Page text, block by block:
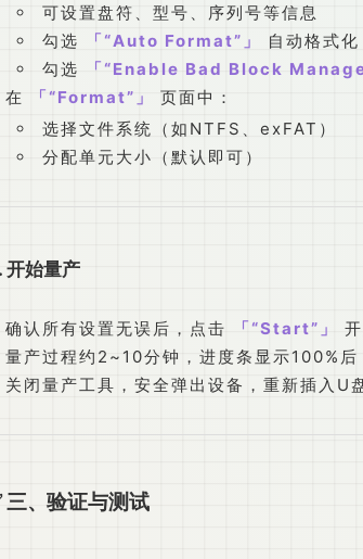
可设置盘符、型号、序列号等信息
勾选
“Auto Format”
自动格式化
勾选
“Enable Bad Block
在
“Format”
页面中：
选择文件系统（如NTFS、exFAT）
分配单元大小（默认即可）
开始量产
确认所有设置无误后，点击 “Start”
量产过程约2~10分钟，进度条显示100%
关闭量产工具，安全弹出设备，重新插入U
三、验证与测试